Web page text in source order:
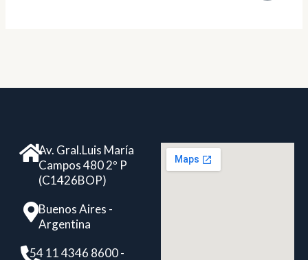
Av. Gral.Luis María
Campos 480 2º P
(C1426BOP)
Buenos Aires -
Argentina
+ 54 11 4346 8600 -